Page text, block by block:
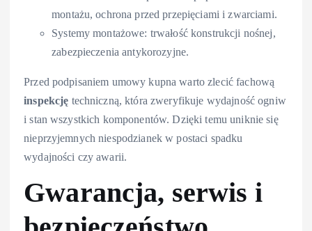
montażu, ochrona przed przepięciami i zwarciami.
Systemy montażowe: trwałość konstrukcji nośnej,
zabezpieczenia antykorozyjne.
Przed podpisaniem umowy kupna warto zlecić fachową
inspekcję techniczną, która zweryfikuje wydajność ogniw
i stan wszystkich komponentów. Dzięki temu uniknie się
nieprzyjemnych niespodzianek w postaci spadku
wydajności czy awarii.
Gwarancja, serwis i